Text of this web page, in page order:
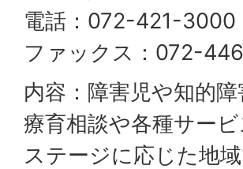
電話：072-421-3000
ファックス：072-
内容：障害児や知的
療育相談や各種サー
ステージに応じた地